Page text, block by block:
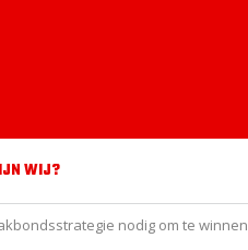
WIJ?
nodig om te winnen